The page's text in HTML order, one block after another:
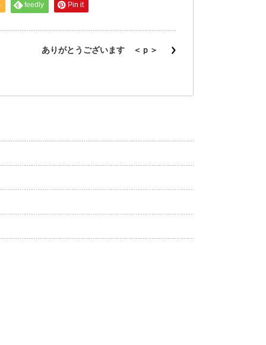
feedly Pin it
ありがとうございます ＜ｐ＞